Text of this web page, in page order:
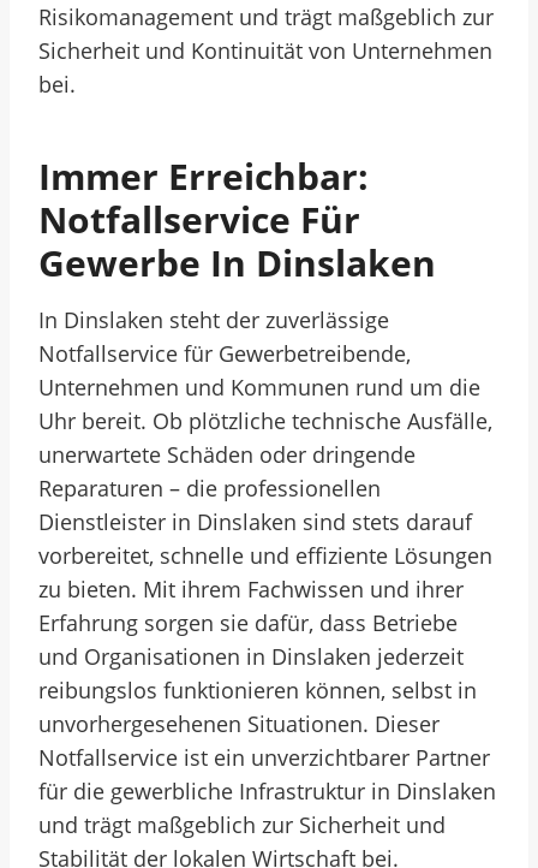
Risikomanagement und trägt maßgeblich zur
Sicherheit und Kontinuität von Unternehmen
bei.
Immer Erreichbar:
Notfallservice Für
Gewerbe In Dinslaken
In Dinslaken steht der zuverlässige
Notfallservice für Gewerbetreibende,
Unternehmen und Kommunen rund um die
Uhr bereit. Ob plötzliche technische Ausfälle,
unerwartete Schäden oder dringende
Reparaturen – die professionellen
Dienstleister in Dinslaken sind stets darauf
vorbereitet, schnelle und effiziente Lösungen
zu bieten. Mit ihrem Fachwissen und ihrer
Erfahrung sorgen sie dafür, dass Betriebe
und Organisationen in Dinslaken jederzeit
reibungslos funktionieren können, selbst in
unvorhergesehenen Situationen. Dieser
Notfallservice ist ein unverzichtbarer Partner
für die gewerbliche Infrastruktur in Dinslaken
und trägt maßgeblich zur Sicherheit und
Stabilität der lokalen Wirtschaft bei.